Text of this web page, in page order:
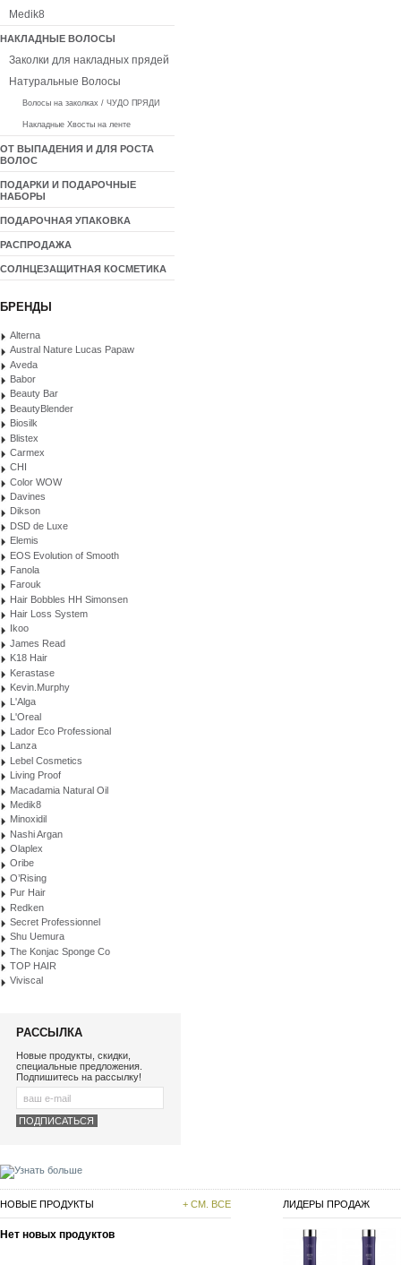
Medik8
НАКЛАДНЫЕ ВОЛОСЫ
Заколки для накладных прядей
Натуральные Волосы
Волосы на заколках / ЧУДО ПРЯДИ
Накладные Хвосты на ленте
ОТ ВЫПАДЕНИЯ И ДЛЯ РОСТА
ВОЛОС
ПОДАРКИ И ПОДАРОЧНЫЕ
НАБОРЫ
ПОДАРОЧНАЯ УПАКОВКА
РАСПРОДАЖА
СОЛНЦЕЗАЩИТНАЯ КОСМЕТИКА
БРЕНДЫ
Alterna
Austral Nature Lucas Papaw
Aveda
Babor
Beauty Bar
BeautyBlender
Biosilk
Blistex
Carmex
CHI
Color WOW
Davines
Dikson
DSD de Luxe
Elemis
EOS Evolution of Smooth
Fanola
Farouk
Hair Bobbles HH Simonsen
Hair Loss System
Ikoo
James Read
K18 Hair
Kerastase
Kevin.Murphy
L'Alga
L'Oreal
Lador Eco Professional
Lanza
Lebel Cosmetics
Living Proof
Macadamia Natural Oil
Medik8
Minoxidil
Nashi Argan
Olaplex
Oribe
O’Rising
Pur Hair
Redken
Secret Professionnel
Shu Uemura
The Konjac Sponge Co
TOP HAIR
Viviscal
РАССЫЛКА
Новые продукты, скидки,
специальные предложения.
Подпишитесь на рассылку!
НОВЫЕ ПРОДУКТЫ + СМ. ВСЕ
Нет новых продуктов
ЛИДЕРЫ ПРОДАЖ